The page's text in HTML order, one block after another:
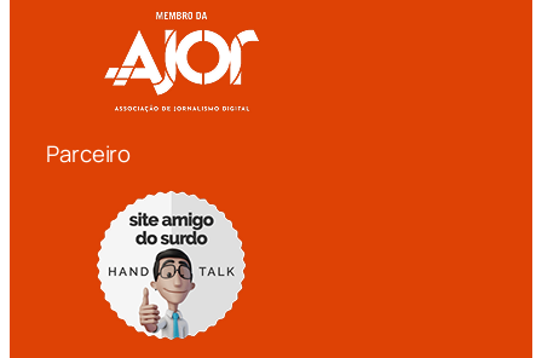
Parceiro